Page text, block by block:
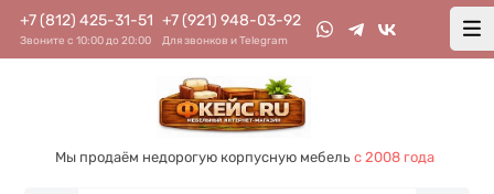
+7 (812) 425-31-51
Звоните с 10:00 до 20:00
+7 (921) 948-03-92
Для звонков и Telegram
Мы продаём недорогую корпусную мебельс 2008 года